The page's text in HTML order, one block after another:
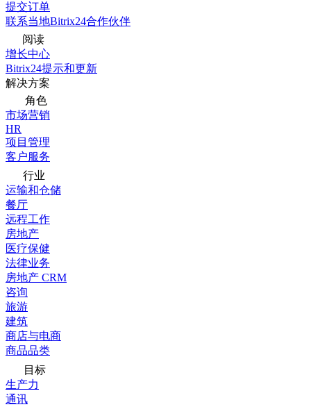
提交订单
联系当地Bitrix24合作伙伴
阅读
增长中心
Bitrix24提示和更新
解决方案
角色
市场营销
HR
项目管理
客户服务
行业
运输和仓储
餐厅
远程工作
房地产
医疗保健
法律业务
房地产 CRM
咨询
旅游
建筑
商店与电商
商品品类
目标
生产力
通讯